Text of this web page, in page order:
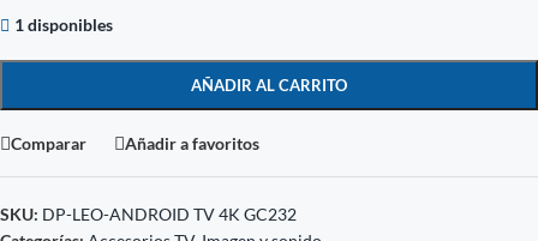
1 disponibles
AÑADIR AL CARRITO
Comparar Añadir a favoritos
SKU: DP-LEO-ANDROID TV 4K GC232